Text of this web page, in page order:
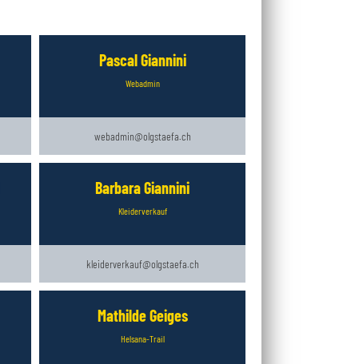
Pascal Giannini
Webadmin
webadmin@olgstaefa.ch
Barbara Giannini
Kleiderverkauf
kleiderverkauf@olgstaefa.ch
Mathilde Geiges
Helsana-Trail